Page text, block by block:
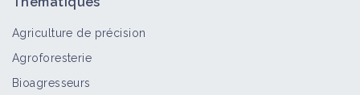
Agriculture de précision
Agroforesterie
Bioagresseurs